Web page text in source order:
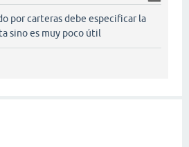
por carteras debe especificar la
sino es muy poco útil